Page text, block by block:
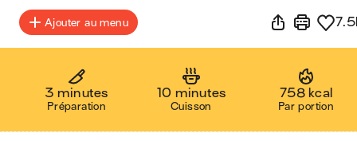
Ajouter au menu
3 minutes
Préparation
10 minutes
Cuisson
758 kcal
Par portion